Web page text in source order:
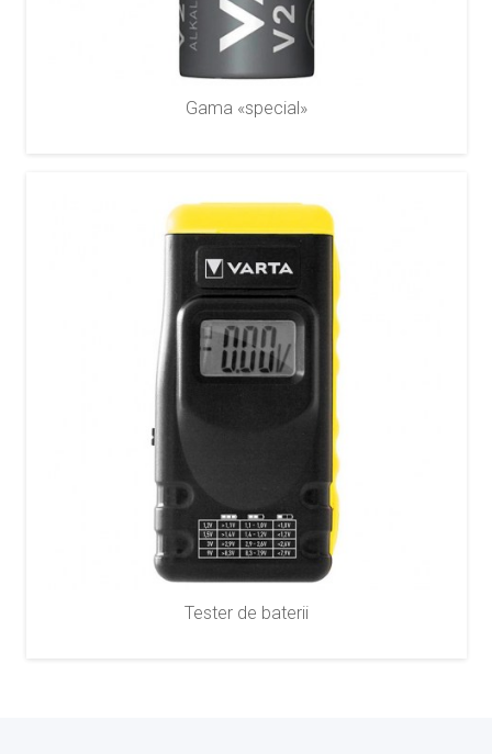
Gama «special»
Tester de baterii